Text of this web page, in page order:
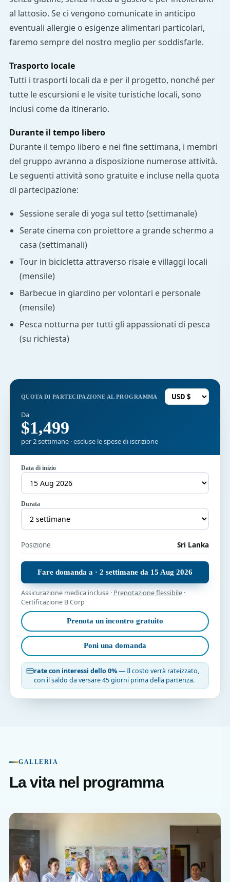
al lattosio. Se ci vengono comunicate in anticipo
eventuali allergie o esigenze alimentari particolari,
faremo sempre del nostro meglio per soddisfarle.
Trasporto locale
Tutti i trasporti locali da e per il progetto, nonché per
tutte le escursioni e le visite turistiche locali, sono
inclusi come da itinerario.
Durante il tempo libero
Durante il tempo libero e nei fine settimana, i membri
del gruppo avranno a disposizione numerose attività.
Le seguenti attività sono gratuite e incluse nella quota
di partecipazione:
Sessione serale di yoga sul tetto (settimanale)
Serate cinema con proiettore a grande schermo a
casa (settimanali)
Tour in bicicletta attraverso risaie e villaggi locali
(mensile)
Barbecue in giardino per volontari e personale
(mensile)
Pesca notturna per tutti gli appassionati di pesca
(su richiesta)
QUOTA DI PARTECIPAZIONE AL PROGRAMMA
Da
$1,499
per 2 settimane · escluse le spese di iscrizione
Data di inizio
Durata
Posizione Sri Lanka
Fare domanda a · 2 settimane da 15 Aug 2026
Assicurazione medica inclusa · Prenotazione flessibile ·
Certificazione B Corp
Prenota un incontro gratuito
Poni una domanda
rate con interessi dello 0%— Il costo verrà rateizzato,
con il saldo da versare 45 giorni prima della partenza.
GALLERIA
La vita nel programma